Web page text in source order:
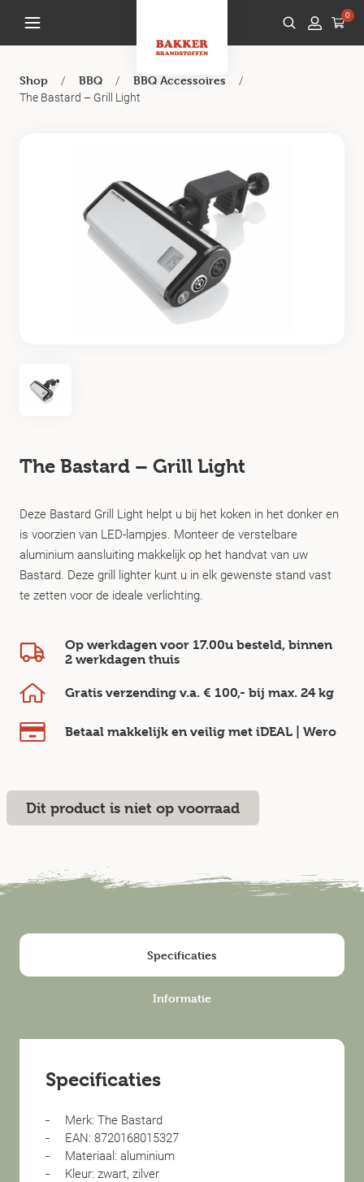
0
Shop / BBQ / BBQ Accessoires
/
The Bastard – Grill Light
The Bastard – Grill Light
Deze Bastard Grill Light helpt u bij het koken in het donker en
is voorzien van LED-lampjes. Monteer de verstelbare
aluminium aansluiting makkelijk op het handvat van uw
Bastard. Deze grill lighter kunt u in elk gewenste stand vast
te zetten voor de ideale verlichting.
Op werkdagen voor 17.00u besteld, binnen
2 werkdagen thuis
Gratis verzending v.a. € 100,- bij max. 24 kg
Betaal makkelijk en veilig met iDEAL | Wero
Dit product is niet op voorraad
Specificaties
Informatie
Specificaties
Merk: The Bastard
EAN: 8720168015327
Materiaal: aluminium
Kleur: zwart, zilver